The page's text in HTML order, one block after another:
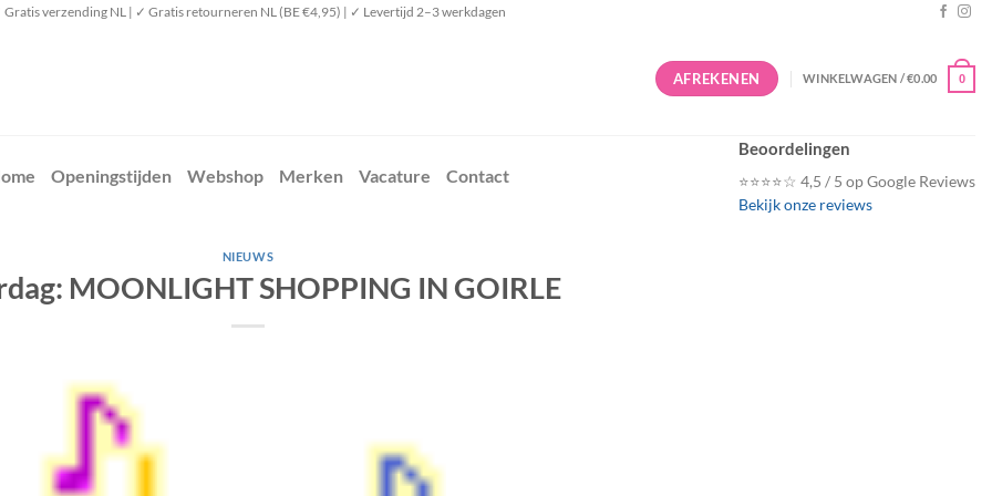
Gratis verzending NL | ✓ Gratis retourneren NL (BE €4,95) | ✓ Levertijd 2–3 werkdagen
AFREKENEN WINKELWAGEN /€0.00 0
Openingstijden Webshop Merken Vacature Contact
Beoordelingen
⭐⭐⭐⭐☆ 4,5 / 5 op Google Reviews
Bekijk onze reviews
NIEUWS
MOONLIGHT SHOPPING IN GOIRLE